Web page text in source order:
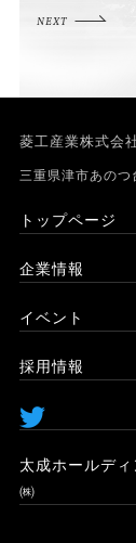
NEXT
菱工産業株式会
三重県津市あのつ
トップページ
企業情報
イベント
採用情報
太成ホールディ
㈱